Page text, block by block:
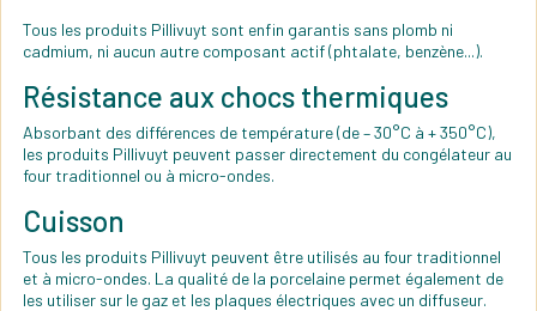
Tous les produits Pillivuyt sont enfin garantis sans plomb ni
cadmium, ni aucun autre composant actif (phtalate, benzène...).
Résistance aux chocs thermiques
Absorbant des différences de température (de – 30°C à + 350°C),
les produits Pillivuyt peuvent passer directement du congélateur au
four traditionnel ou à micro-ondes.
Cuisson
Tous les produits Pillivuyt peuvent être utilisés au four traditionnel
et à micro-ondes. La qualité de la porcelaine permet également de
les utiliser sur le gaz et les plaques électriques avec un diffuseur.